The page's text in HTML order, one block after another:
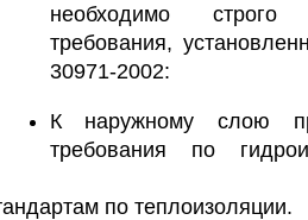
необходимо строго
требования,
30971-2002:
К наружному слою
требования по
по теплоизоляции.